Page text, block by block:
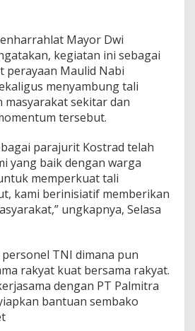
Mayor Dwi
kegiatan ini sebagai
perayaan Maulid Nabi
menyambung tali
sekitar dan
tersebut.
parajurit Kostrad telah
yang baik dengan warga
memperkuat tali
kami berinisiatif memberikan
ungkapnya, Selasa
TNI dimana pun
rakyat kuat bersama rakyat.
dengan PT Palmitra
bantuan sembako